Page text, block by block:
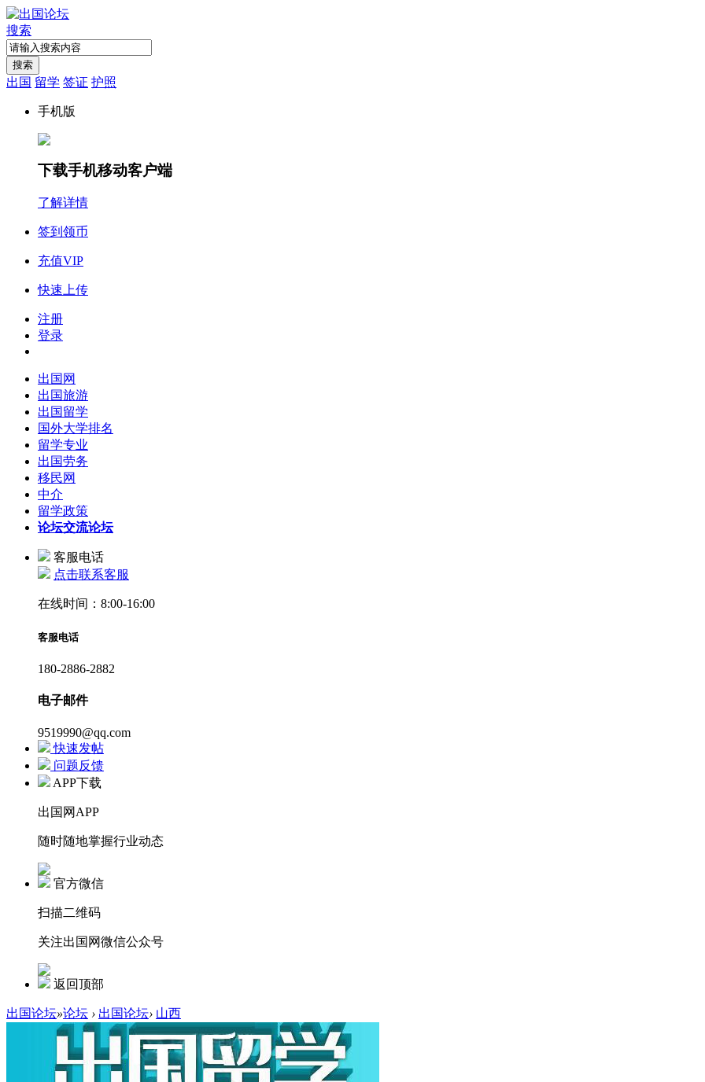
搜索
搜索
出国 留学 签证 护照
手机版
下载手机移动客户端
了解详情
签到领币
充值VIP
快速上传
注册
登录
出国网
出国旅游
出国留学
国外大学排名
留学专业
出国劳务
移民网
中介
留学政策
论坛交流论坛
客服电话
点击联系客服
在线时间：8:00-16:00
客服电话
180-2886-2882
电子邮件
9519990@qq.com
快速发帖
问题反馈
APP下载
出国网APP
随时随地掌握行业动态
官方微信
扫描二维码
关注出国网微信公众号
返回顶部
出国论坛»论坛 › 出国论坛› 山西